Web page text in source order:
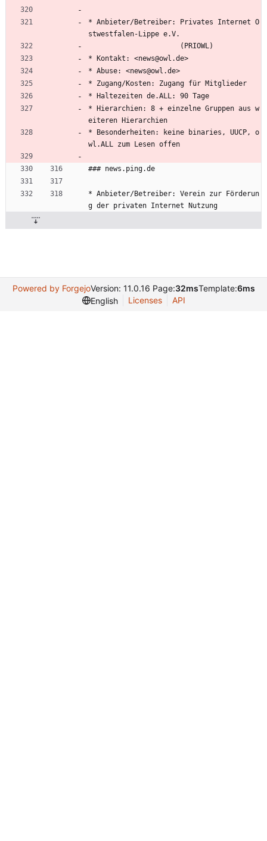
* Anbieter/Betreiber: Privates Internet O
stwestfalen-Lippe e.V.
                      (PRIOWL)
* Kontakt: <news@owl.de>
* Abuse: <news@owl.de>
* Zugang/Kosten: Zugang für Mitglieder
* Haltezeiten de.ALL: 90 Tage
* Hierarchien: 8 + einzelne Gruppen aus w
eiteren Hierarchien
* Besonderheiten: keine binaries, UUCP, o
wl.ALL zum Lesen offen
### news.ping.de
* Anbieter/Betreiber: Verein zur Förderun
g der privaten Internet Nutzung
Powered by ForgejoVersion: 11.0.16 Page:32msTemplate:6ms
English
Licenses API